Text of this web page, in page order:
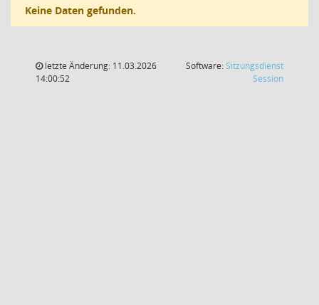
Keine Daten gefunden.
letzte Änderung: 11.03.2026
14:00:52
Software:Sitzungsdienst
Session(Wird in